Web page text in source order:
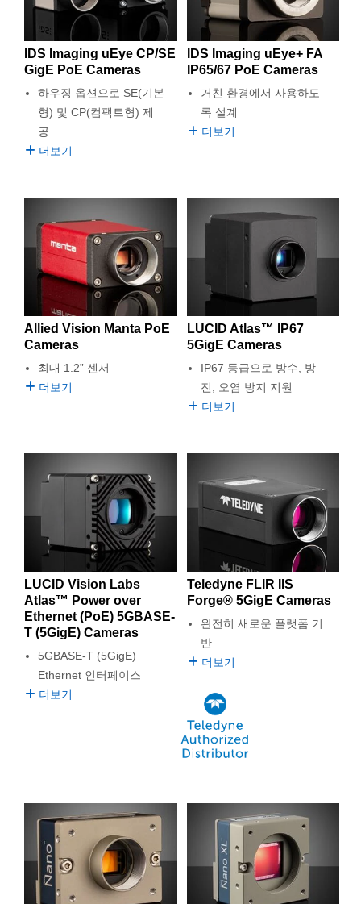
IDS Imaging uEye CP/SE
GigE PoE Cameras
하우징 옵션으로 SE(기본
형) 및 CP(컴팩트형) 제
공
더보기
IDS Imaging uEye+ FA
IP65/67 PoE Cameras
거친 환경에서 사용하도
록 설계
더보기
Allied Vision Manta PoE
Cameras
최대 1.2” 센서
더보기
LUCID Atlas™ IP67
5GigE Cameras
IP67 등급으로 방수, 방
진, 오염 방지 지원
더보기
LUCID Vision Labs
Atlas™ Power over
Ethernet (PoE) 5GBASE-
T (5GigE) Cameras
5GBASE-T (5GigE)
Ethernet 인터페이스
더보기
Teledyne FLIR IIS
Forge® 5GigE Cameras
완전히 새로운 플랫폼 기
반
더보기